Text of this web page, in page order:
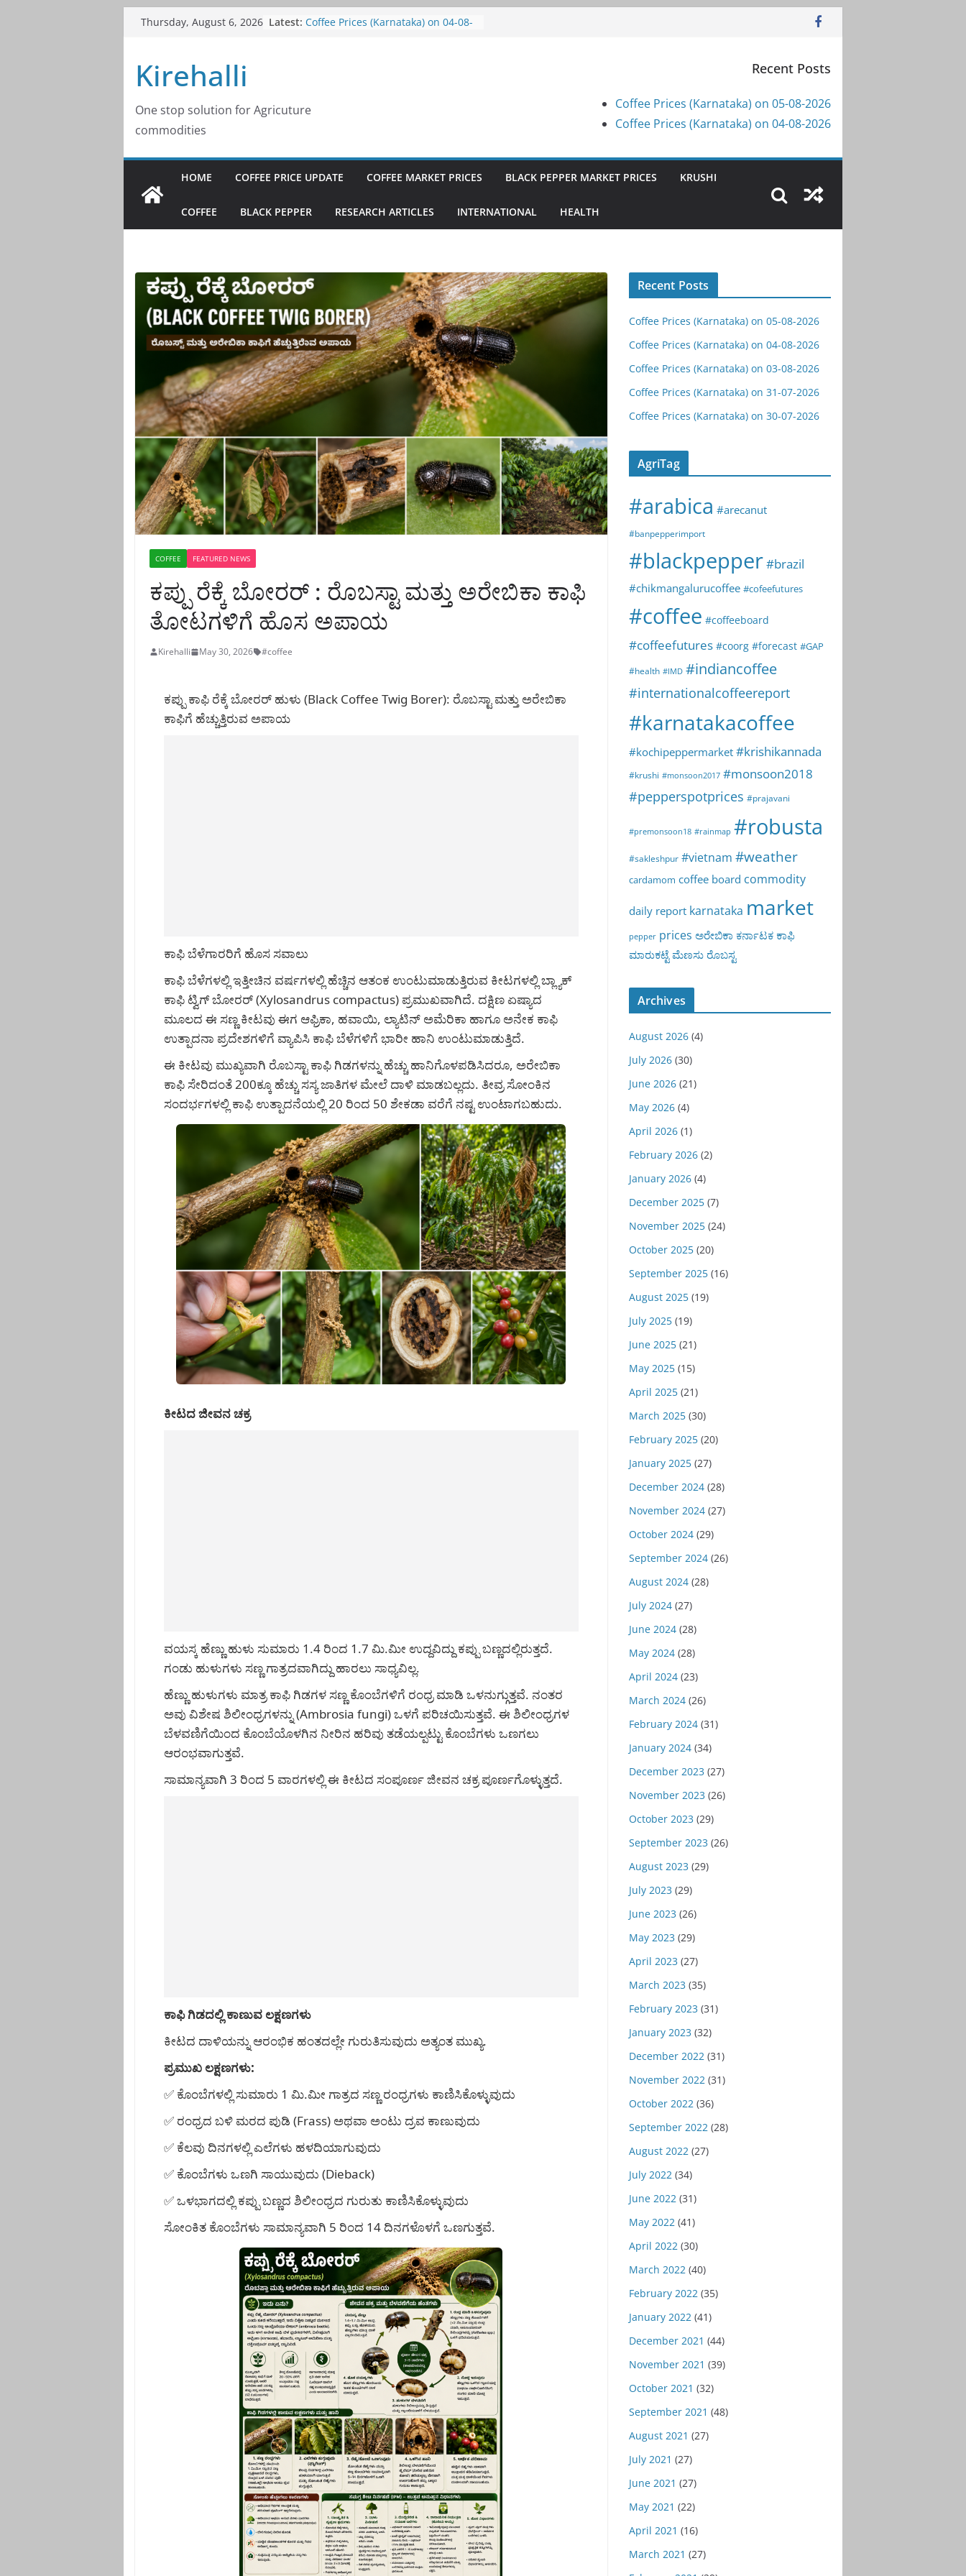
SkipThursday, August 6, 2026 Latest: Coffee Prices (Karnataka) on 05-08-
Coffee Prices (Karnataka) on 31-07-
Kirehalli
One stop solution for Agricuture
commodities
Recent Posts
Coffee Prices (Karnataka) on 05-08-2026
Coffee Prices (Karnataka) on 04-08-2026
HOME COFFEE PRICE UPDATE COFFEE MARKET PRICES BLACK PEPPER MARKET PRICES KRUSHI
COFFEE BLACK PEPPER RESEARCH ARTICLES INTERNATIONAL HEALTH
COFFEE FEATURED NEWS
ಕಪ್ಪು ರೆಕ್ಕೆ ಬೋರರ್ : ರೊಬಸ್ಟಾ ಮತ್ತು ಅರೇಬಿಕಾ ಕಾಫಿ
ತೋಟಗಳಿಗೆ ಹೊಸ ಅಪಾಯ
Kirehalli May 30, 2026 #coffee
ಕಪ್ಪು ಕಾಫಿ ರೆಕ್ಕೆ ಬೋರರ್ ಹುಳು (Black Coffee Twig Borer): ರೊಬಸ್ಟಾ ಮತ್ತು ಅರೇಬಿಕಾ
ಕಾಫಿಗೆ ಹೆಚ್ಚುತ್ತಿರುವ ಅಪಾಯ
ಕಾಫಿ ಬೆಳೆಗಾರರಿಗೆ ಹೊಸ ಸವಾಲು
ಕಾಫಿ ಬೆಳೆಗಳಲ್ಲಿ ಇತ್ತೀಚಿನ ವರ್ಷಗಳಲ್ಲಿ ಹೆಚ್ಚಿನ ಆತಂಕ ಉಂಟುಮಾಡುತ್ತಿರುವ ಕೀಟಗಳಲ್ಲಿ ಬ್ಲ್ಯಾಕ್
ಕಾಫಿ ಟ್ವಿಗ್ ಬೋರರ್ (Xylosandrus compactus) ಪ್ರಮುಖವಾಗಿದೆ. ದಕ್ಷಿಣ ಏಷ್ಯಾದ
ಮೂಲದ ಈ ಸಣ್ಣ ಕೀಟವು ಈಗ ಆಫ್ರಿಕಾ, ಹವಾಯಿ, ಲ್ಯಾಟಿನ್ ಅಮೆರಿಕಾ ಹಾಗೂ ಅನೇಕ ಕಾಫಿ
ಉತ್ಪಾದನಾ ಪ್ರದೇಶಗಳಿಗೆ ವ್ಯಾಪಿಸಿ ಕಾಫಿ ಬೆಳೆಗಳಿಗೆ ಭಾರೀ ಹಾನಿ ಉಂಟುಮಾಡುತ್ತಿದೆ.
ಈ ಕೀಟವು ಮುಖ್ಯವಾಗಿ ರೊಬಸ್ಟಾ ಕಾಫಿ ಗಿಡಗಳನ್ನು ಹೆಚ್ಚು ಹಾನಿಗೊಳಪಡಿಸಿದರೂ, ಅರೇಬಿಕಾ
ಕಾಫಿ ಸೇರಿದಂತೆ 200ಕ್ಕೂ ಹೆಚ್ಚು ಸಸ್ಯ ಜಾತಿಗಳ ಮೇಲೆ ದಾಳಿ ಮಾಡಬಲ್ಲದು. ತೀವ್ರ ಸೋಂಕಿನ
ಸಂದರ್ಭಗಳಲ್ಲಿ ಕಾಫಿ ಉತ್ಪಾದನೆಯಲ್ಲಿ 20 ರಿಂದ 50 ಶೇಕಡಾ ವರೆಗೆ ನಷ್ಟ ಉಂಟಾಗಬಹುದು.
ಕೀಟದ ಜೀವನ ಚಕ್ರ
ವಯಸ್ಕ ಹೆಣ್ಣು ಹುಳು ಸುಮಾರು 1.4 ರಿಂದ 1.7 ಮಿ.ಮೀ ಉದ್ದವಿದ್ದು ಕಪ್ಪು ಬಣ್ಣದಲ್ಲಿರುತ್ತದೆ.
ಗಂಡು ಹುಳುಗಳು ಸಣ್ಣ ಗಾತ್ರದವಾಗಿದ್ದು ಹಾರಲು ಸಾಧ್ಯವಿಲ್ಲ.
ಹೆಣ್ಣು ಹುಳುಗಳು ಮಾತ್ರ ಕಾಫಿ ಗಿಡಗಳ ಸಣ್ಣ ಕೊಂಬೆಗಳಿಗೆ ರಂಧ್ರ ಮಾಡಿ ಒಳನುಗ್ಗುತ್ತವೆ. ನಂತರ
ಅವು ವಿಶೇಷ ಶಿಲೀಂಧ್ರಗಳನ್ನು (Ambrosia fungi) ಒಳಗೆ ಪರಿಚಯಿಸುತ್ತವೆ. ಈ ಶಿಲೀಂಧ್ರಗಳ
ಬೆಳವಣಿಗೆಯಿಂದ ಕೊಂಬೆಯೊಳಗಿನ ನೀರಿನ ಹರಿವು ತಡೆಯಲ್ಪಟ್ಟು ಕೊಂಬೆಗಳು ಒಣಗಲು
ಆರಂಭವಾಗುತ್ತವೆ.
ಸಾಮಾನ್ಯವಾಗಿ 3 ರಿಂದ 5 ವಾರಗಳಲ್ಲಿ ಈ ಕೀಟದ ಸಂಪೂರ್ಣ ಜೀವನ ಚಕ್ರ ಪೂರ್ಣಗೊಳ್ಳುತ್ತದೆ.
ಕಾಫಿ ಗಿಡದಲ್ಲಿ ಕಾಣುವ ಲಕ್ಷಣಗಳು
ಕೀಟದ ದಾಳಿಯನ್ನು ಆರಂಭಿಕ ಹಂತದಲ್ಲೇ ಗುರುತಿಸುವುದು ಅತ್ಯಂತ ಮುಖ್ಯ.
ಪ್ರಮುಖ ಲಕ್ಷಣಗಳು:
✅ ಕೊಂಬೆಗಳಲ್ಲಿ ಸುಮಾರು 1 ಮಿ.ಮೀ ಗಾತ್ರದ ಸಣ್ಣ ರಂಧ್ರಗಳು ಕಾಣಿಸಿಕೊಳ್ಳುವುದು
✅ ರಂಧ್ರದ ಬಳಿ ಮರದ ಪುಡಿ (Frass) ಅಥವಾ ಅಂಟು ದ್ರವ ಕಾಣುವುದು
✅ ಕೆಲವು ದಿನಗಳಲ್ಲಿ ಎಲೆಗಳು ಹಳದಿಯಾಗುವುದು
✅ ಕೊಂಬೆಗಳು ಒಣಗಿ ಸಾಯುವುದು (Dieback)
✅ ಒಳಭಾಗದಲ್ಲಿ ಕಪ್ಪು ಬಣ್ಣದ ಶಿಲೀಂಧ್ರದ ಗುರುತು ಕಾಣಿಸಿಕೊಳ್ಳುವುದು
ಸೋಂಕಿತ ಕೊಂಬೆಗಳು ಸಾಮಾನ್ಯವಾಗಿ 5 ರಿಂದ 14 ದಿನಗಳೊಳಗೆ ಒಣಗುತ್ತವೆ.
Recent Posts
Coffee Prices (Karnataka) on 05-08-2026
Coffee Prices (Karnataka) on 04-08-2026
Coffee Prices (Karnataka) on 03-08-2026
Coffee Prices (Karnataka) on 31-07-2026
Coffee Prices (Karnataka) on 30-07-2026
AgriTag
#arabica #arecanut
#banpepperimport
#blackpepper#brazil
#chikmangalurucoffee #cofeefutures
#coffee #coffeeboard
#coffeefutures #coorg #forecast #GAP
#health #IMD #indiancoffee
#internationalcoffeereport
#karnatakacoffee
#kochipeppermarket #krishikannada
#krushi #monsoon2017 #monsoon2018
#pepperspotprices #prajavani
#premonsoon18 #rainmap #robusta
#sakleshpur #vietnam #weather
cardamom coffee board commodity
daily report karnataka market
pepper prices ಅರೇಬಿಕಾ ಕರ್ನಾಟಕ ಕಾಫಿ
ಮಾರುಕಟ್ಟೆ ಮೆಣಸು ರೊಬಸ್ಟ
Archives
August 2026(4)
July 2026(30)
June 2026(21)
May 2026(4)
April 2026(1)
February 2026(2)
January 2026(4)
December 2025(7)
November 2025(24)
October 2025(20)
September 2025(16)
August 2025(19)
July 2025(19)
June 2025(21)
May 2025(15)
April 2025(21)
March 2025(30)
February 2025(20)
January 2025(27)
December 2024(28)
November 2024(27)
October 2024(29)
September 2024(26)
August 2024(28)
July 2024(27)
June 2024(28)
May 2024(28)
April 2024(23)
March 2024(26)
February 2024(31)
January 2024(34)
December 2023 (27)
November 2023 (26)
October 2023 (29)
September 2023 (26)
August 2023 (29)
July 2023 (29)
June 2023 (26)
May 2023 (29)
April 2023 (27)
March 2023 (35)
February 2023 (31)
January 2023 (32)
December 2022(31)
November 2022(31)
October 2022(36)
September 2022(28)
August 2022(27)
July 2022(34)
June 2022(31)
May 2022(41)
April 2022(30)
March 2022(40)
February 2022(35)
January 2022(41)
December 2021 (44)
November 2021 (39)
October 2021 (32)
September 2021 (48)
August 2021 (27)
July 2021 (27)
June 2021 (27)
May 2021 (22)
April 2021 (16)
March 2021 (27)